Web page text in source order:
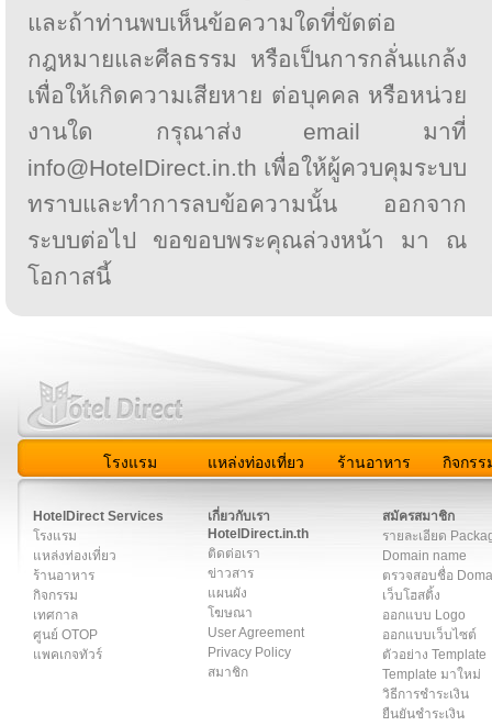
และถ้าท่านพบเห็นข้อความใดที่ขัดต่อ
กฎหมายและศีลธรรม หรือเป็นการกลั่นแกล้ง
เพื่อให้เกิดความเสียหาย ต่อบุคคล หรือหน่วย
งานใด กรุณาส่ง email มาที่
info@HotelDirect.in.th เพื่อให้ผู้ควบคุมระบบ
ทราบและทำการลบข้อความนั้น ออกจาก
ระบบต่อไป ขอขอบพระคุณล่วงหน้า มา ณ
โอกาสนี้
โรงแรม แหล่งท่องเที่ยว ร้านอาหาร กิจกรร
HotelDirect Services
โรงแรม
แหล่งท่องเที่ยว
ร้านอาหาร
กิจกรรม
เทศกาล
ศูนย์ OTOP
แพคเกจทัวร์
เกี่ยวกับเรา
HotelDirect.in.th
ติดต่อเรา
ข่าวสาร
แผนผัง
โฆษณา
User Agreement
Privacy Policy
สมาชิก
สมัครสมาชิก
รายละเอียด
Domain name
ตรวจสอบชื่อ
เว็บโฮสติ้ง
ออกแบบ Logo
ออกแบบเว็บไซต์
ตัวอย่าง Template
Template มาใหม่
วิธีการชำระเงิน
ยืนยันชำระเงิน